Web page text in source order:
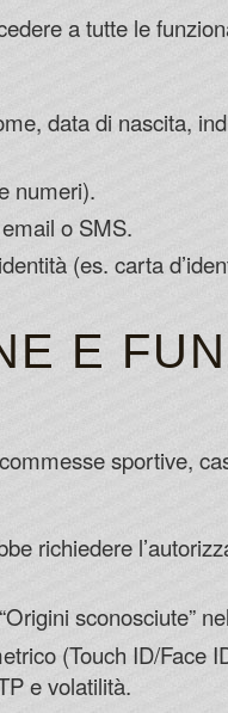
a tutte le
data di nascita,
numeri).
o SMS.
(es. carta
E
sportive,
richiedere
sconosciute”
(Touch ID/Face
e volatilità.